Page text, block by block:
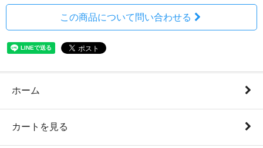
この商品について問い合わせる
ホーム
カートを見る